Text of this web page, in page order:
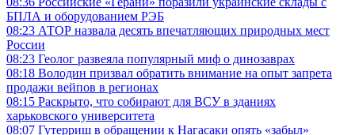
БПЛА и оборудованием РЭБ
08:23 АТОР назвала десять впечатляющих природных мест
России
08:23 Геолог развеяла популярный миф о динозаврах
08:18 Володин призвал обратить внимание на опыт запрета
продажи вейпов в регионах
08:15 Раскрыто, что собирают для ВСУ в зданиях
харьковского университета
08:07 Гутерриш в обращении к Нагасаки опять «забыл»